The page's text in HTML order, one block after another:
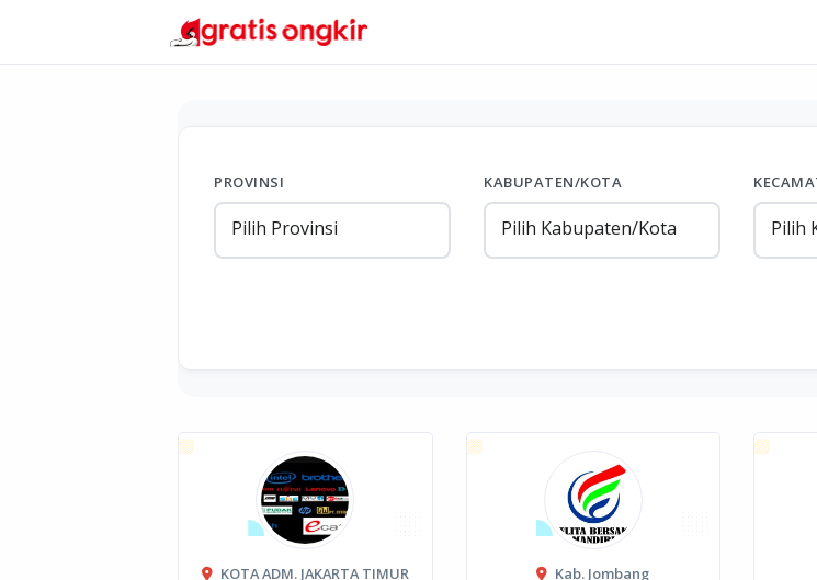
PROVINSI
Pilih Provinsi
KABUPATEN/KOTA
Pilih Kabupaten/Kota Pilih
KOTA ADM. JAKARTA TIMUR
Kab. Jombang